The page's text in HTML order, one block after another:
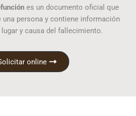
es un documento oficial que
una persona y contiene información
y causa del fallecimiento.
online